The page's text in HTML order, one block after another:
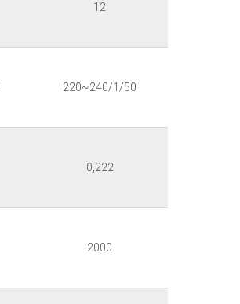
12
220~240/1/50
0,222
2000